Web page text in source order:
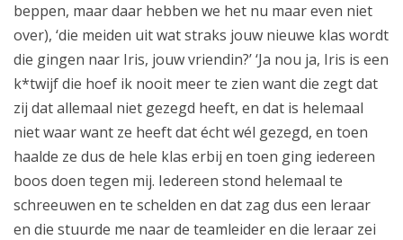
beppen, maar daar hebben we het nu maar even niet
over), ‘die meiden uit wat straks jouw nieuwe klas wordt
die gingen naar Iris, jouw vriendin?’ ‘Ja nou ja, Iris is een
k*twijf die hoef ik nooit meer te zien want die zegt dat
zij dat allemaal niet gezegd heeft, en dat is helemaal
niet waar want ze heeft dat écht wél gezegd, en toen
haalde ze dus de hele klas erbij en toen ging iedereen
boos doen tegen mij. Iedereen stond helemaal te
schreeuwen en te schelden en dat zag dus een leraar
en die stuurde me naar de teamleider en die leraar zei